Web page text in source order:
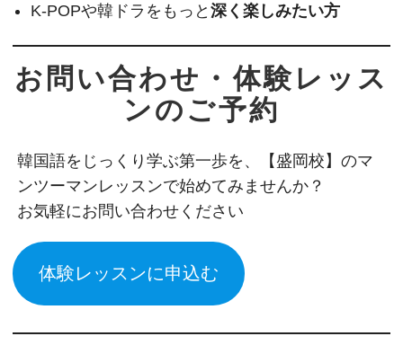
K-POPや韓ドラをもっと深く楽しみたい方
お問い合わせ・体験レッス
ンのご予約
韓国語をじっくり学ぶ第一歩を、【盛岡校】のマ
ンツーマンレッスンで始めてみませんか？
お気軽にお問い合わせください
体験レッスンに申込む